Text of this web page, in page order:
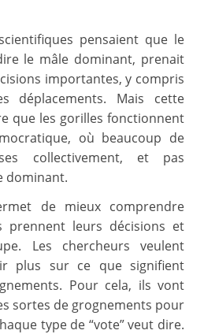
pensaient que le
le mâle dominant, prenait
importantes, y compris
déplacements. Mais cette
que les gorilles fonctionnent
où beaucoup de
collectivement, et pas
dominant.
de mieux comprendre
prennent leurs décisions et
Les chercheurs veulent
plus sur ce que signifient
Pour cela, ils vont
sortes de grognements pour
type de “vote” veut dire.